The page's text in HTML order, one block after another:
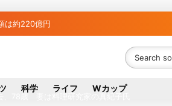
は約220億円
銀行が半数、最大は近畿産業信組
科学 ライフ Wカップ